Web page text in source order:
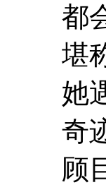
都
堪
她
奇
顾